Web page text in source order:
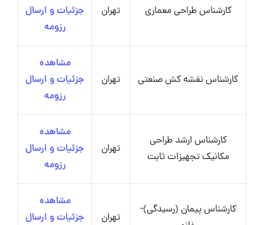
کارشناس طراحی معماری تهران
جزئیات و ارسال
رزومه
کارشناس نقشه کش صنعتی تهران
مشاهده
جزئیات و ارسال
رزومه
کارشناس ارشد طراحی
مکانیک تجهیزات ثابت
تهران
مشاهده
جزئیات و ارسال
رزومه
کارشناس پیمان (رسیدگی)-
تهران
مشاهده
جزئیات و ارسال